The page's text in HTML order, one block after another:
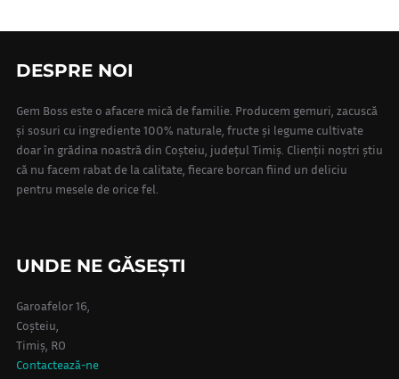
DESPRE NOI
Gem Boss este o afacere mică de familie. Producem gemuri, zacuscă
și sosuri cu ingrediente 100% naturale, fructe și legume cultivate
doar în grădina noastră din Coșteiu, județul Timiș. Clienții noștri știu
că nu facem rabat de la calitate, fiecare borcan fiind un deliciu
pentru mesele de orice fel.
UNDE NE GĂSEȘTI
Garoafelor 16,
Coșteiu,
Timiș, RO
Contactează-ne